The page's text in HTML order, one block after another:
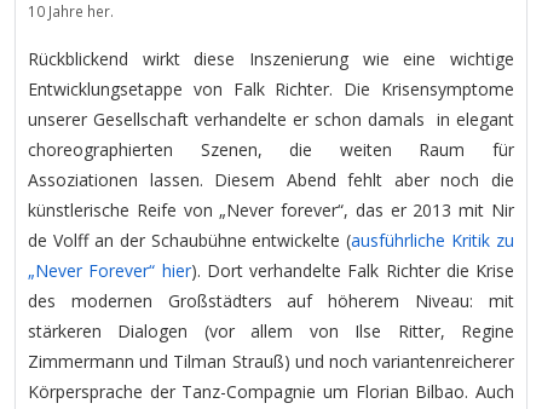
10 Jahre her.
Rückblickend wirkt diese Inszenierung wie eine wichtige
Entwicklungsetappe von Falk Richter. Die Krisensymptome
unserer Gesellschaft verhandelte er schon damals in elegant
choreographierten Szenen, die weiten Raum für
Assoziationen lassen. Diesem Abend fehlt aber noch die
künstlerische Reife von „Never forever“, das er 2013 mit Nir
de Volff an der Schaubühne entwickelte (ausführliche Kritik zu
„Never Forever“ hier). Dort verhandelte Falk Richter die Krise
des modernen Großstädters auf höherem Niveau: mit
stärkeren Dialogen (vor allem von Ilse Ritter, Regine
Zimmermann und Tilman Strauß) und noch variantenreicherer
Körpersprache der Tanz-Compagnie um Florian Bilbao. Auch